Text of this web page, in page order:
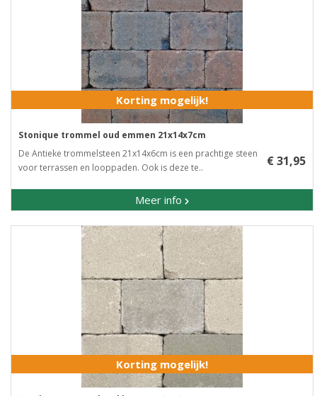
Korting mogelijk!
Stonique trommel oud emmen 21x14x7cm
De Antieke trommelsteen 21x14x6cm is een prachtige steen
voor terrassen en looppaden. Ook is deze te..
Meer info
€ 31,95
Korting mogelijk!